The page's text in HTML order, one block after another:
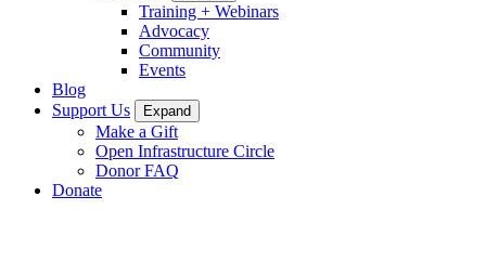
Training + Webinars
Advocacy
Community
Events
Blog
Support Us
Expand
Make a Gift
Open Infrastructure Circle
Donor FAQ
Donate